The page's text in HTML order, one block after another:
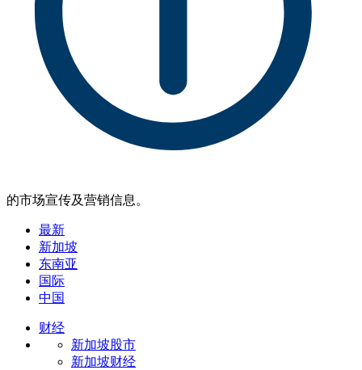
的市场宣传及营销信息。
最新
新加坡
东南亚
国际
中国
财经
新加坡股市
新加坡财经